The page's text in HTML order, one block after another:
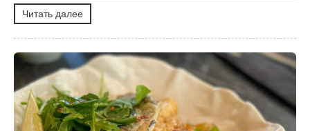
Читать далее